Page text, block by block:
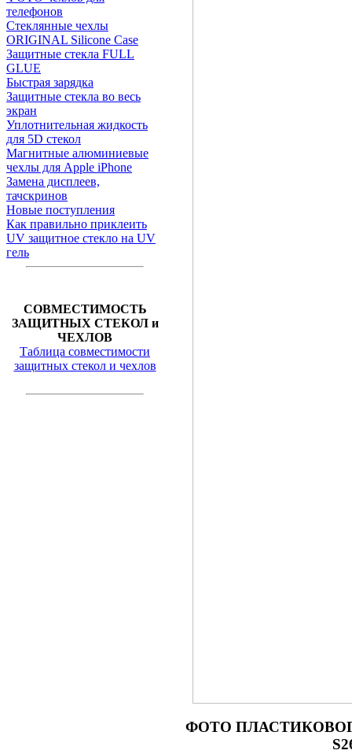
телефонов
Стеклянные чехлы
ORIGINAL Silicone Case
Защитные стекла FULL
GLUE
Быстрая зарядка
Защитные стекла во весь
экран
Уплотнительная жидкость
для 5D стекол
Магнитные алюминиевые
чехлы для Apple iPhone
Замена дисплеев,
тачскринов
Новые поступления
Как правильно приклеить
UV защитное стекло на UV
гель
СОВМЕСТИМОСТЬ
ЗАЩИТНЫХ СТЕКОЛ и
ЧЕХЛОВ
Таблица совместимости
защитных стекол и чехлов
ФОТО